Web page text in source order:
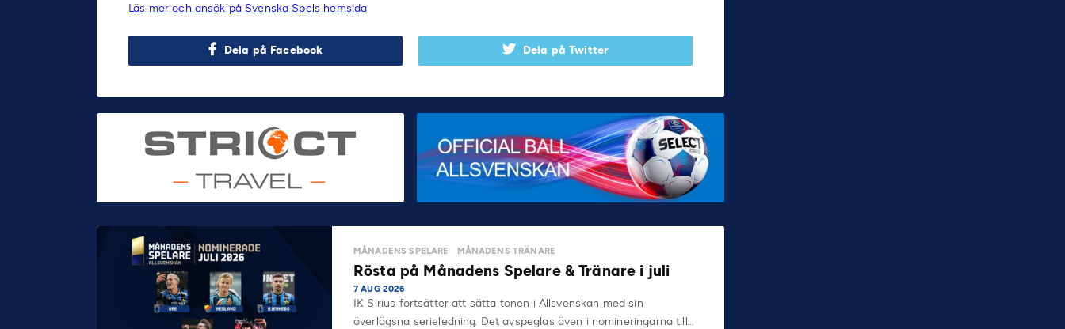
Läs mer och ansök på Svenska Spels hemsida
Dela på Facebook Dela på Twitter
MÅNADENS SPELARE MÅNADENS TRÄNARE
Rösta på Månadens Spelare & Tränare i juli
7 AUG 2026
IK Sirius fortsätter att sätta tonen i Allsvenskan med sin
överlägsna serieledning. Det avspeglas även i nomineringarna till…